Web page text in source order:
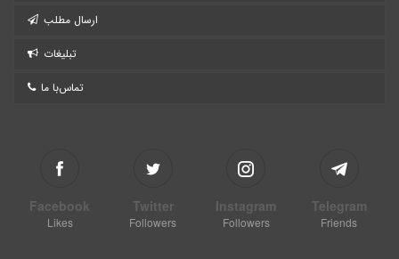
ارسال مطلب
تبلیغات
تماس‌با ما
Facebook
Likes
Twitter
Followers
Instagram
Followers
Telegram
Friends